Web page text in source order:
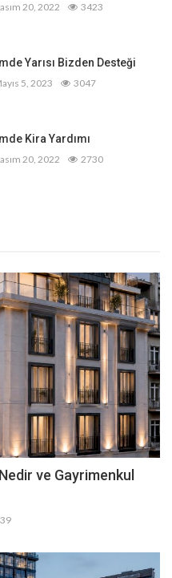
20, 2022 3423
Yarısı Bizden Desteği
5, 2023 3047
Kira Yardımı
20, 2022 2730
ve Gayrimenkul
39